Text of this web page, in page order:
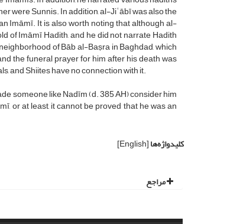
were Sunnis. In addition, al-Jiʿābī was also the
Imāmī. It is also worth noting that although al-
of Imāmī Hadith, and he did not narrate Hadith
of Bāb al-Baṣra in Baghdad, which
the funeral prayer for him after his death was
and Shiites have no connection with it.
someone like Nadīm (d. 385 AH) consider him
or at least, it cannot be proved that he was an
کلیدواژه‌ها[English]
مراجع